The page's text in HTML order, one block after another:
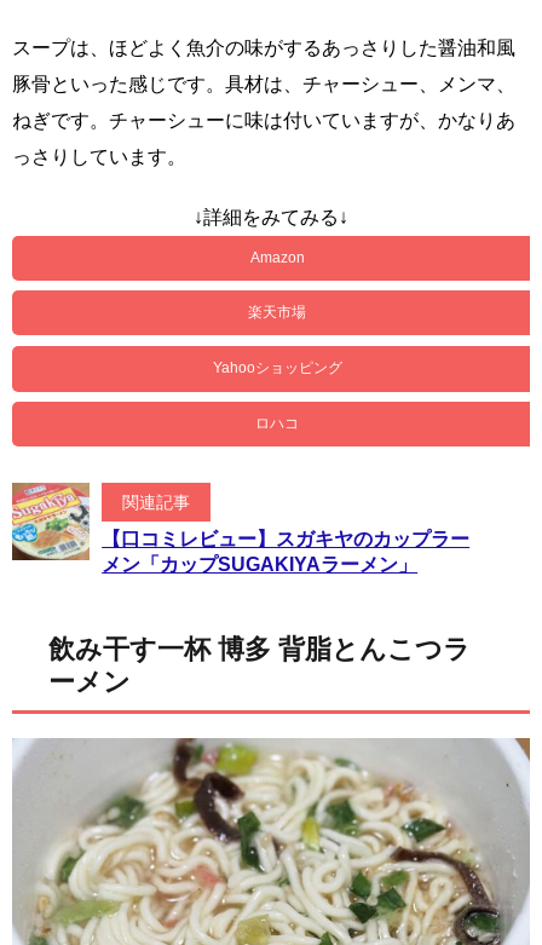
スープは、ほどよく魚介の味がするあっさりした醤油和風
豚骨といった感じです。具材は、チャーシュー、メンマ、
ねぎです。チャーシューに味は付いていますが、かなりあ
っさりしています。
↓詳細をみてみる↓
Amazon
楽天市場
Yahooショッピング
ロハコ
関連記事
【口コミレビュー】スガキヤのカップラー
メン「カップSUGAKIYAラーメン」
飲み干す一杯 博多 背脂とんこつラ
ーメン